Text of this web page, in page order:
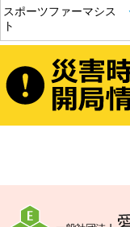
スポーツファーマシス
ト